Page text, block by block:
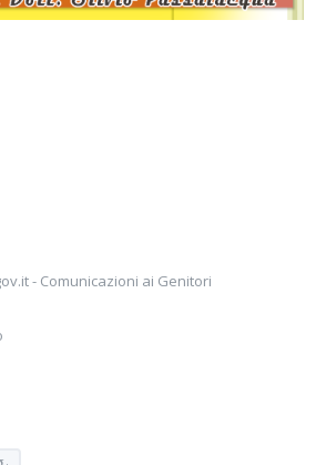
- Comunicazioni ai Genitori